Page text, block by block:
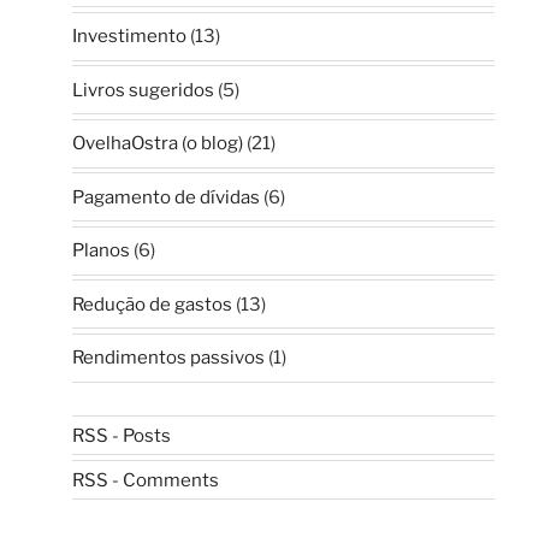
Investimento(13)
Livros sugeridos (5)
OvelhaOstra (o blog)(21)
Pagamento de dívidas (6)
Planos (6)
Redução de gastos (13)
Rendimentos passivos (1)
RSS - Posts
RSS - Comments